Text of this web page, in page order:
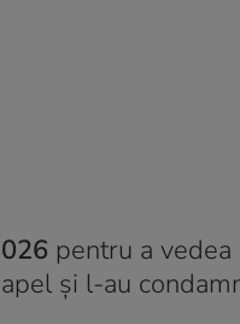
pentru a
și l-au